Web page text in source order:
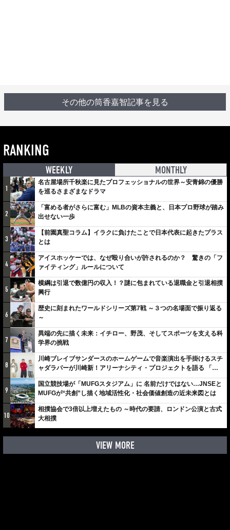
その他の筒香嘉智記事を見る
RANKING
WEEKLY MONTHLY
1
名古屋場所千秋楽に見たプロフェッショナルの世界～安青錦の優勝
を巡るさまざまなドラマ
2
「富める者がさらに富む」MLBの資本主義と、日本プロ野球が踏み
出せない一歩
3
【前園真聖コラム】イラクに負けたことで日本代表に起きたプラス
とは
4
アイスホッケーでは、なぜ殴り合いが許されるのか？ 驚きの「フ
ァイティング」ルールについて
5
横綱は引退で数億円の収入！？謎に包まれている退職金と引退相撲
興行
6
歴史に刻まれたワールドシリーズ第7戦 ～３つの名場面で振り返る
～
7
異端の先に描く未来：イチロー、野茂、そしてスポーツを支える科
学界の挑戦
8
川崎ブレイブサンダースのホームゲームで音楽演出を手掛けるスチ
ャダラパーが川崎新！アリーナシティ・プロジェクトを語る 「楽
しみでしかないでしょ。川崎は、ずっと成長曲線だから」
9
国立競技場が「MUFGスタジアム」に 名前だけではない…JNSEと
MUFGが“共創”し描く地域活性化・社会価値創造の近未来図とは
10
相撲協会で3倍以上増えたもの ～時代の要請、ロンドン公演と古式
大相撲
VIEW MORE